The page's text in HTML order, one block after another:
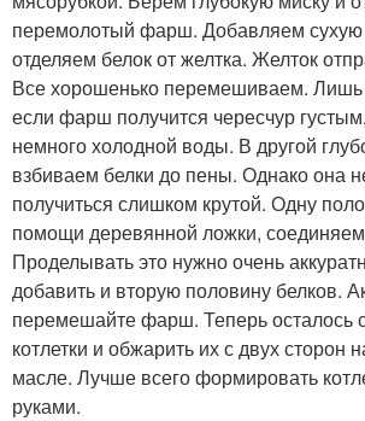
перемолотый фарш. Добавляем сухую
отделяем белок от желтка. Желток
Все хорошенько перемешиваем. Лишь
если фарш получится чересчур
немного холодной воды. В другой
взбиваем белки до пены. Однако она
получиться слишком крутой. Одну
помощи деревянной ложки,
Проделывать это нужно очень
добавить и вторую половину белков.
перемешайте фарш. Теперь осталось
котлетки и обжарить их с двух сторон
масле. Лучше всего формировать
руками.